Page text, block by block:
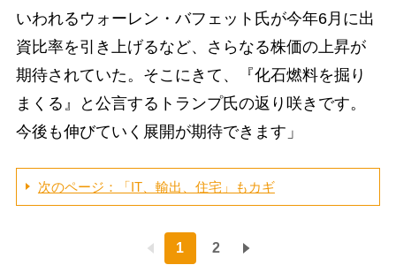
いわれるウォーレン・バフェット氏が今年6月に出
資比率を引き上げるなど、さらなる株価の上昇が
期待されていた。そこにきて、『化石燃料を掘り
まくる』と公言するトランプ氏の返り咲きです。
今後も伸びていく展開が期待できます」
次のページ：「IT、輸出、住宅」もカギ
1 2